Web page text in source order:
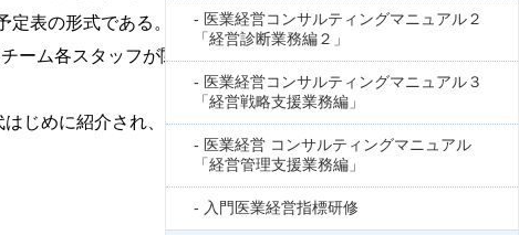
表の形式である。介入項目は、薬剤、注射とい
ーム各スタッフが関与するものがある」(クリニカ
じめに紹介され、1990年代後半から急性期病院を
医業経営コンサルティングマニュアル２
「経営診断業務編２」
医業経営コンサルティングマニュアル３
「経営戦略支援業務編」
医業経営 コンサルティングマニュアル
「経営管理支援業務編」
入門医業経営指標研修